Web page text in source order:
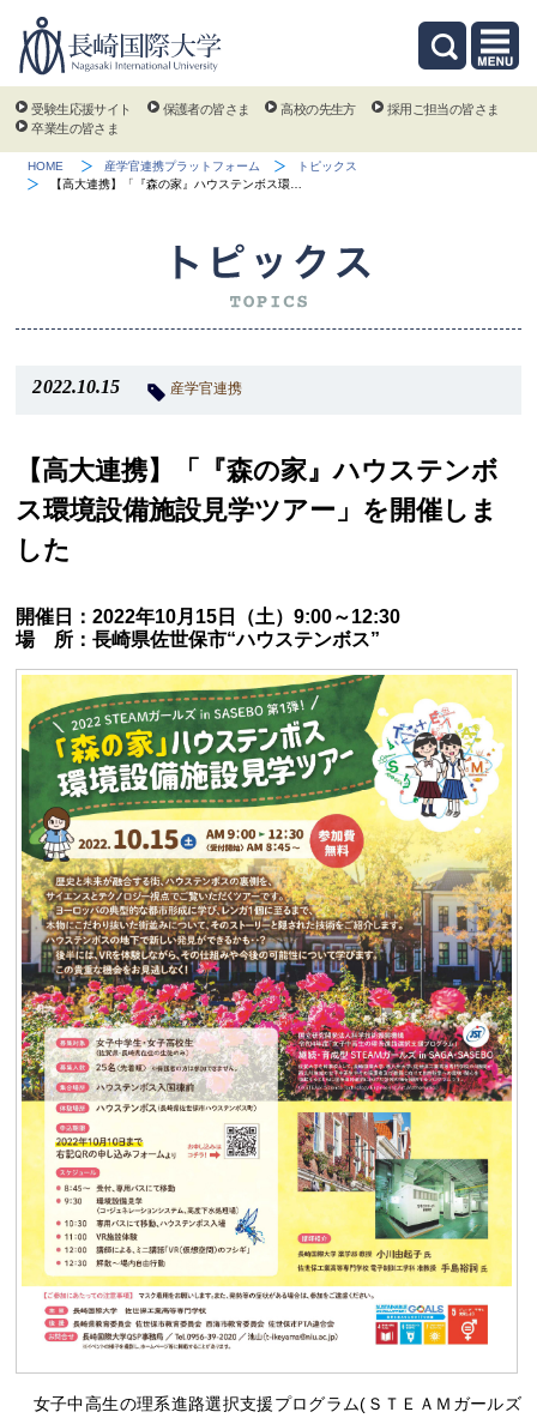
受験生応援サイト 保護者の皆さま 高校の先生方
採用ご担当の皆さま
卒業生の皆さま
HOME 産学官連携プラットフォーム
トピックス
【高大連携】「『森の家』ハウステンボス環…
2022.10.15 産学官連携
【高大連携】「『森の家』ハウステンボ
ス環境設備施設見学ツアー」を開催しま
した
開催日：2022年10月15日（土）9:00～12:30
場 所：長崎県佐世保市“ハウステンボス”
女子中高生の理系進路選択支援プログラム(ＳＴＥＡＭガールズ